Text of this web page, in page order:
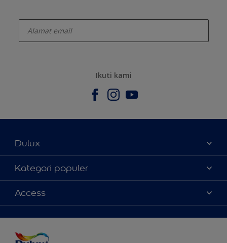
Ikuti kami
Dulux
Tentang Kami
Contact us
Temukan toko
Kategori populer
Warna
Produk
Inspirasi
Saran Mendekorasi
Access